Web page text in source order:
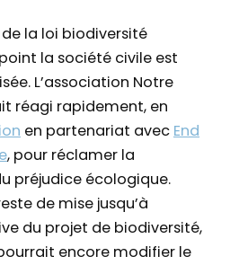
la loi biodiversité
la société civile est
L’association Notre
réagi rapidement, en
en partenariat avec End
, pour réclamer la
préjudice écologique.
de mise jusqu’à
du projet de biodiversité,
encore modifier le